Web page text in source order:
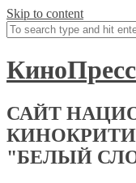
Skip to content
САЙТ
"БЕЛЫЙ